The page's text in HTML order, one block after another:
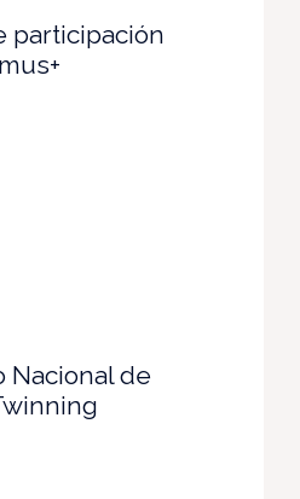
participación
Nacional de